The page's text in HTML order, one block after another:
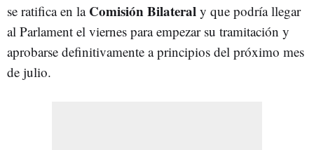
se ratifica en la Comisión Bilateral y que podría llegar
al Parlament el viernes para empezar su tramitación y
aprobarse definitivamente a principios del próximo mes
de julio.